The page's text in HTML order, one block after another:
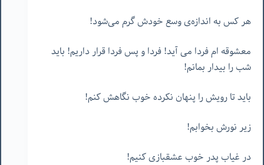
هر کس به اندازه‌ی وسع خودش گرم می‌شود!
معشوقه ام فردا می آید! فردا و پس فردا قرار داریم! باید
شب را بیدار بمانم!
باید تا رویش را پنهان نکرده خوب نگاهش کنم!
زیر نورش بخوابم!
در غیاب پدر خوب عشقبازی کنیم!